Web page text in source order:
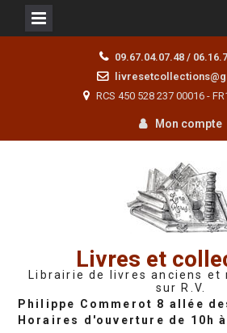
09.67.04.07.48 /
RCS 450 528 237 00016 -
Mon compte
Livres et
Librairie de livres anciens et
sur R.V.